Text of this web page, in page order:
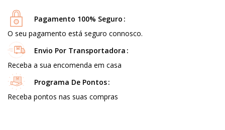
Pagamento 100% Seguro
O seu pagamento está seguro connosco.
Envio Por Transportadora
Receba a sua encomenda em casa
Programa De Pontos
Receba pontos nas suas compras